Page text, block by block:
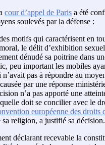
cour d’appel de Paris a été
soulevés par la défense :
motifs qui caractérisent en
le délit d’exhibition
dénudé sa poitrine dans
peu important les mobiles
n’avait pas à répondre au
par une réponse
n’a pas apporté une
doit se concilier avec le
européenne des droits
religion, a justifié sa décision.
déclarant recevable la